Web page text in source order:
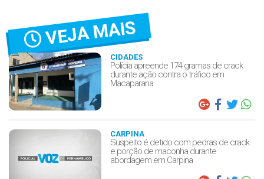
VEJA MAIS
CIDADES
Polícia apreende 174 gramas de crack
durante ação contra o tráfico em
Macaparana
CARPINA
Suspeito é detido com pedras de crack
e porção de maconha durante
abordagem em Carpina